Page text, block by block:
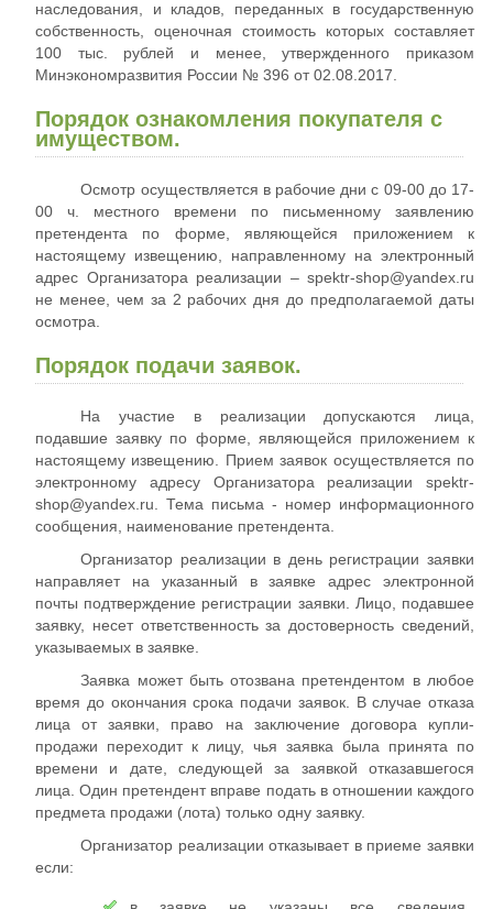
наследования, и кладов, переданных в государственную
собственность, оценочная стоимость которых составляет
100 тыс. рублей и менее, утвержденного приказом
Минэкономразвития России № 396 от 02.08.2017.
Порядок ознакомления покупателя с
имуществом.
Осмотр осуществляется в рабочие дни с 09-00 до 17-
00 ч. местного времени по письменному заявлению
претендента по форме, являющейся приложением к
настоящему извещению, направленному на электронный
адрес Организатора реализации – spektr-shop@yandex.ru
не менее, чем за 2 рабочих дня до предполагаемой даты
осмотра.
Порядок подачи заявок.
На участие в реализации допускаются лица,
подавшие заявку по форме, являющейся приложением к
настоящему извещению. Прием заявок осуществляется по
электронному адресу Организатора реализации spektr-
shop@yandex.ru. Тема письма - номер информационного
сообщения, наименование претендента.
Организатор реализации в день регистрации заявки
направляет на указанный в заявке адрес электронной
почты подтверждение регистрации заявки. Лицо, подавшее
заявку, несет ответственность за достоверность сведений,
указываемых в заявке.
Заявка может быть отозвана претендентом в любое
время до окончания срока подачи заявок. В случае отказа
лица от заявки, право на заключение договора купли-
продажи переходит к лицу, чья заявка была принята по
времени и дате, следующей за заявкой отказавшегося
лица. Один претендент вправе подать в отношении каждого
предмета продажи (лота) только одну заявку.
Организатор реализации отказывает в приеме заявки
если: